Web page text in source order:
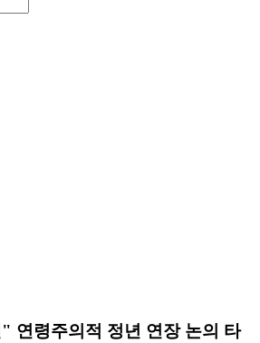
연령주의적 정년 연장 논의 타